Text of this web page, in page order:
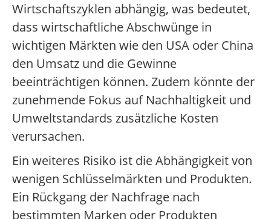
Wirtschaftszyklen abhängig, was bedeutet,
dass wirtschaftliche Abschwünge in
wichtigen Märkten wie den USA oder China
den Umsatz und die Gewinne
beeinträchtigen können. Zudem könnte der
zunehmende Fokus auf Nachhaltigkeit und
Umweltstandards zusätzliche Kosten
verursachen.
Ein weiteres Risiko ist die Abhängigkeit von
wenigen Schlüsselmärkten und Produkten.
Ein Rückgang der Nachfrage nach
bestimmten Marken oder Produkten